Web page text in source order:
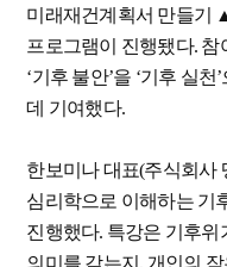
미래재건계획서 만들기
프로그램이 진행됐다.
‘기후 불안’을 ‘기후 실
데 기여했다.
한보미나 대표(주식회사
심리학으로 이해하는 기
진행했다. 특강은 기후위
의미를 갖는지, 개인의